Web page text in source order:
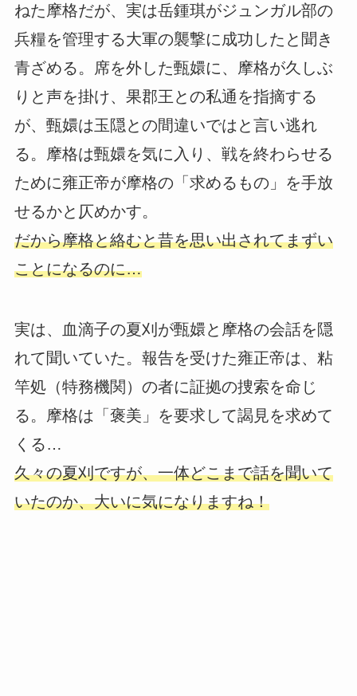
ねた摩格だが、実は岳鍾琪がジュンガル部の
兵糧を管理する大軍の襲撃に成功したと聞き
青ざめる。席を外した甄嬛に、摩格が久しぶ
りと声を掛け、果郡王との私通を指摘する
が、甄嬛は玉隠との間違いではと言い逃れ
る。摩格は甄嬛を気に入り、戦を終わらせる
ために雍正帝が摩格の「求めるもの」を手放
せるかと仄めかす。
だから摩格と絡むと昔を思い出されてまずい
ことになるのに…
実は、血滴子の夏刈が甄嬛と摩格の会話を隠
れて聞いていた。報告を受けた雍正帝は、粘
竿処（特務機関）の者に証拠の捜索を命じ
る。摩格は「褒美」を要求して謁見を求めて
くる…
久々の夏刈ですが、一体どこまで話を聞いて
いたのか、大いに気になりますね！